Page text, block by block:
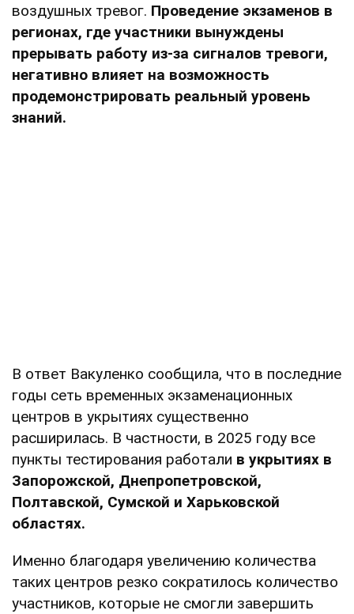
воздушных тревог. Проведение экзаменов в
регионах, где участники вынуждены
прерывать работу из-за сигналов тревоги,
негативно влияет на возможность
продемонстрировать реальный уровень
знаний.
В ответ Вакуленко сообщила, что в последние
годы сеть временных экзаменационных
центров в укрытиях существенно
расширилась. В частности, в 2025 году все
пункты тестирования работали в укрытиях в
Запорожской, Днепропетровской,
Полтавской, Сумской и Харьковской
областях.
Именно благодаря увеличению количества
таких центров резко сократилось количество
участников, которые не смогли завершить